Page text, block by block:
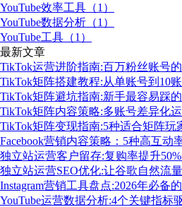
YouTube效率工具（1）
YouTube数据分析（1）
YouTube工具（1）
最新文章
TikTok运营进阶指南:百万粉丝账号
TikTok矩阵搭建教程:从单账号到10
TikTok矩阵避坑指南:新手最容易踩
TikTok矩阵内容策略:多账号差异化
TikTok矩阵变现指南:5种适合矩阵玩
Facebook营销内容策略：5种高互动
独立站运营客户留存:复购率提升
独立站运营SEO优化:让谷歌自然流
Instagram营销工具盘点:2026年必备
YouTube运营数据分析:4个关键指标